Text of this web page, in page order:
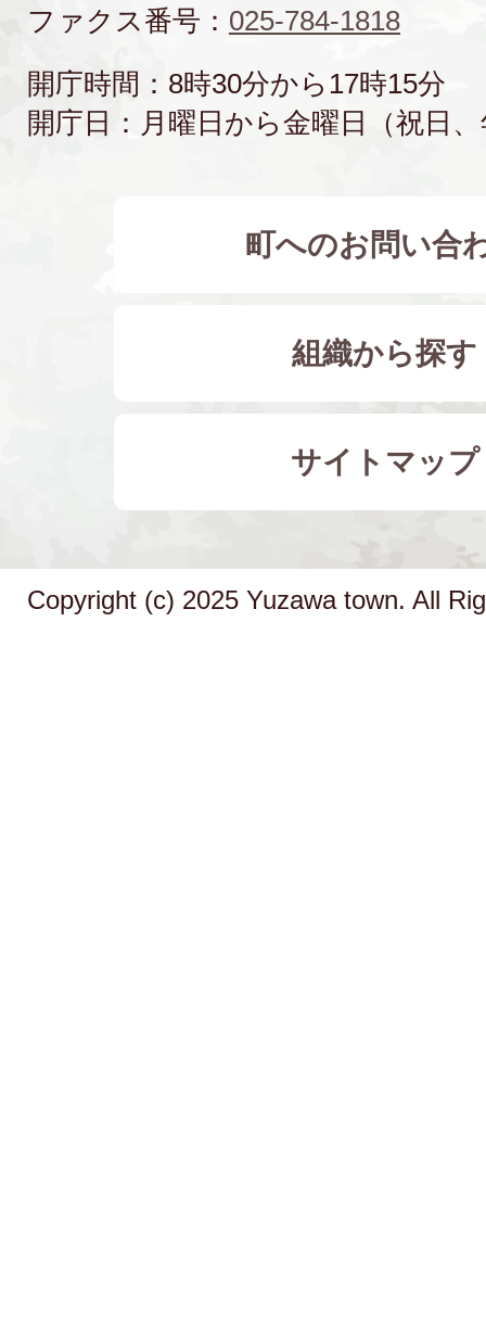
ファクス番号： 025-784-1818
開庁時間：8時30分から17時15分
開庁日：月曜日から金曜日（祝日
町へのお問い合
組織から探す
サイトマップ
Copyright (c) 2025 Yuzawa town. All